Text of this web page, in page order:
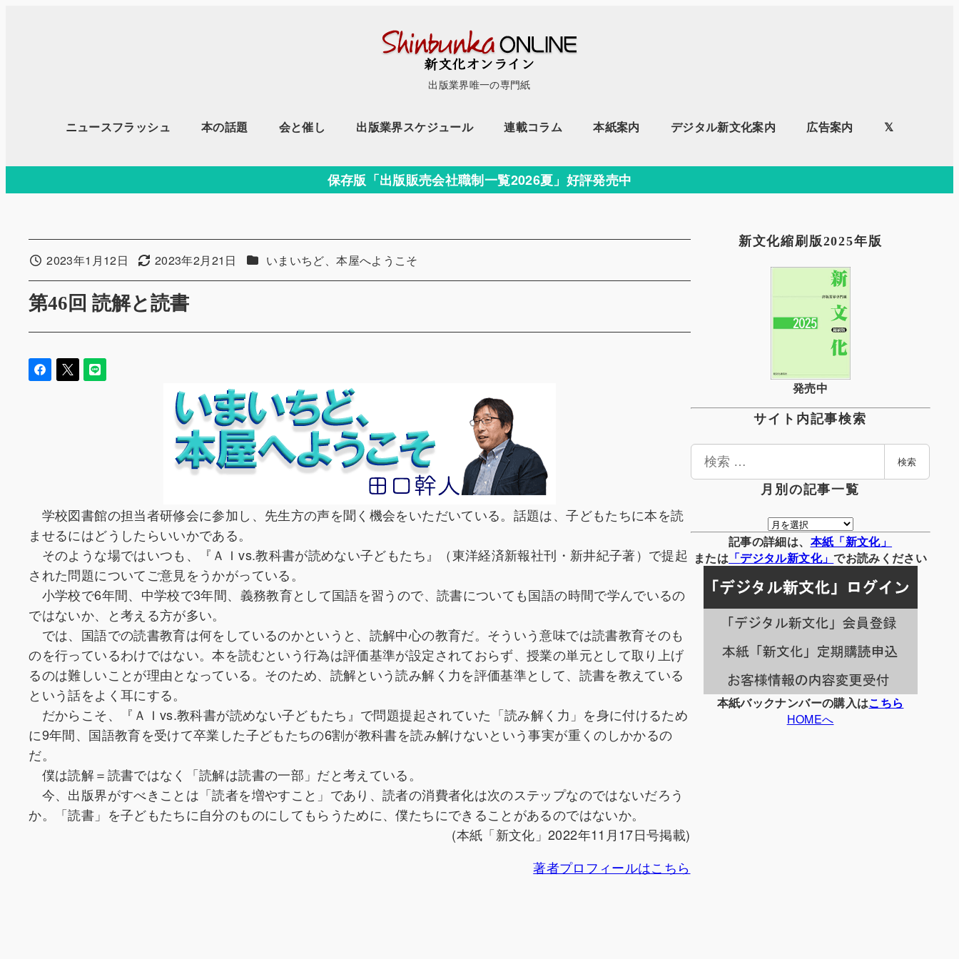
移
出版業界唯一の専門紙
ニュースフラッシュ 本の話題 会と催し 出版業界スケジュール 連載コラム 本紙案内 デジタル新文化案内 広告案内 𝕏
保存版「出版販売会社職制一覧2026夏」好評発売中
第46回 読解と読書
投稿日2023年1月12日 更新日2023年2月21日 カテゴリー
いまいちど、本屋へようこそ
学校図書館の担当者研修会に参加し、先生方の声を聞く機会をいただいている。話題は、子どもたちに本を読
ませるにはどうしたらいいかである。
そのような場ではいつも、『ＡＩvs.教科書が読めない子どもたち』（東洋経済新報社刊・新井紀子著）で提起
された問題についてご意見をうかがっている。
小学校で6年間、中学校で3年間、義務教育として国語を習うので、読書についても国語の時間で学んでいるの
ではないか、と考える方が多い。
では、国語での読書教育は何をしているのかというと、読解中心の教育だ。そういう意味では読書教育そのも
のを行っているわけではない。本を読むという行為は評価基準が設定されておらず、授業の単元として取り上げ
るのは難しいことが理由となっている。そのため、読解という読み解く力を評価基準として、読書を教えている
という話をよく耳にする。
だからこそ、『ＡＩvs.教科書が読めない子どもたち』で問題提起されていた「読み解く力」を身に付けるため
に9年間、国語教育を受けて卒業した子どもたちの6割が教科書を読み解けないという事実が重くのしかかるの
だ。
僕は読解＝読書ではなく「読解は読書の一部」だと考えている。
今、出版界がすべきことは「読者を増やすこと」であり、読者の消費者化は次のステップなのではないだろう
か。「読書」を子どもたちに自分のものにしてもらうために、僕たちにできることがあるのではないか。
(本紙「新文化」2022年11月17日号掲載)
著者プロフィールはこちら
新文化縮刷版2025年版
発売中
サイト内記事検索
検
検索
月別の記事一覧
月
別
の
事
一
覧
記事の詳細は、 本紙「新文化」
または 「デジタル新文化」でお読みください
本紙バックナンバーの購入はこちら
HOMEへ